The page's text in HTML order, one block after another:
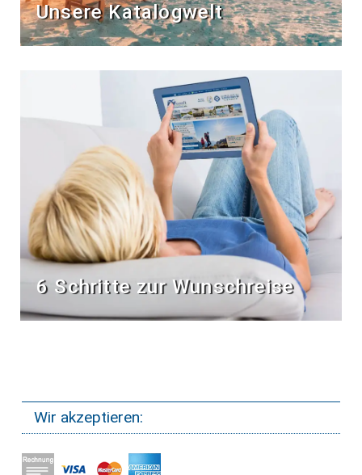
Unsere Katalogwelt
6 Schritte zur Wunschreise
Wir akzeptieren: